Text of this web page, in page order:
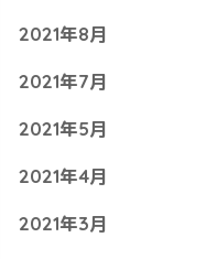
2021年8月
2021年7月
2021年5月
2021年4月
2021年3月